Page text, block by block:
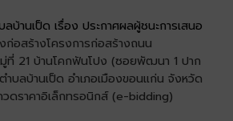
ลบ้านเป็ด เรื่อง ประกาศผลผู้ชนะการเสนอ
ก่อสร้างโครงการก่อสร้างถนน
ที่ 21 บ้านโคกฟันโปง (ซอยพัฒนา 1 ปาก
บลบ้านเป็ด อำเภอเมืองขอนแก่น จังหวัด
ดราคาอิเล็กทรอนิกส์ (e-bidding)